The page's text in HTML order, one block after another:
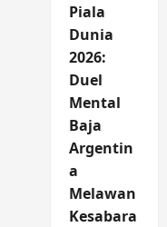
Piala
Dunia
2026:
Duel
Mental
Baja
Argentin
a
Melawan
Kesabara